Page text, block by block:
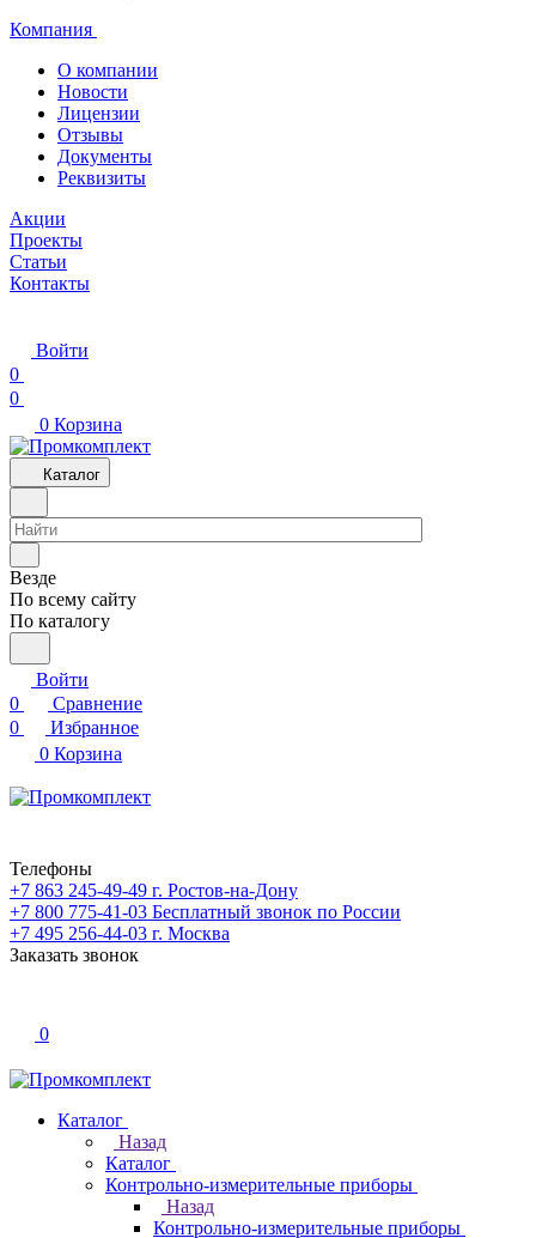
Компания
О компании
Новости
Лицензии
Отзывы
Документы
Реквизиты
Акции
Проекты
Статьи
Контакты
Войти
0
0
0 Корзина
Каталог
Везде
По всему сайту
По каталогу
Войти
0
Сравнение
0
Избранное
0 Корзина
Телефоны
+7 863 245-49-49 г. Ростов-на-Дону
+7 800 775-41-03 Бесплатный звонок по России
+7 495 256-44-03 г. Москва
Заказать звонок
0
Каталог
Назад
Каталог
Контрольно-измерительные приборы
Назад
Контрольно-измерительные приборы